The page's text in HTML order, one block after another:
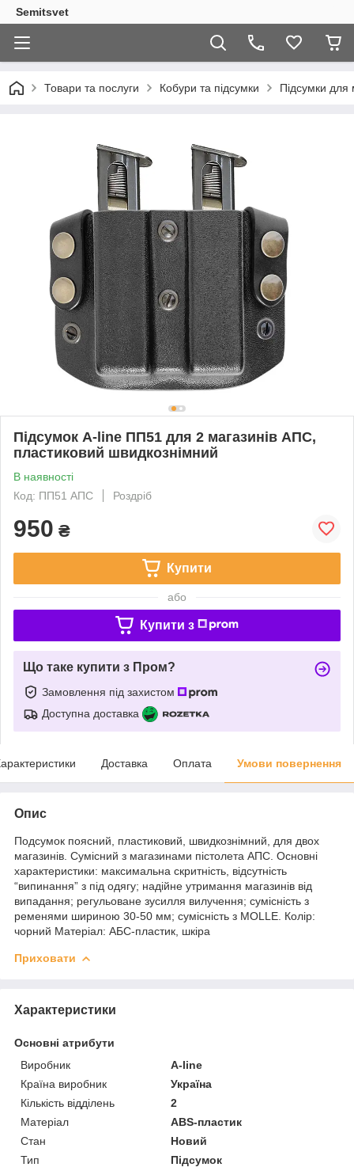
Semitsvet
Товари та послуги Кобури та підсумки Підсумки для
Підсумок A-line ПП51 для 2 магазинів АПС,
пластиковий швидкознімний
В наявності
Код: ПП51 АПС
Роздріб
950 ₴
Купити
або
Купити з
Що таке купити з Пром?
Замовлення під захистом
Доступна доставка
Доставка Оплата Умови повернення
Опис
Подсумок поясний, пластиковий, швидкознімний, для двох
магазинів. Сумісний з магазинами пістолета АПС. Основні
характеристики: максимальна скритність, відсутність
“випинання” з під одягу; надійне утримання магазинів від
випадання; регульоване зусилля вилучення; сумісність з
ременями шириною 30-50 мм; сумісність з MOLLE. Колір:
чорний Матеріал: АБС-пластик, шкіра
Приховати
Характеристики
Основні атрибути
Виробник
A-line
Країна виробник
Україна
Кількість відділень
2
Матеріал
ABS-пластик
Стан
Новий
Тип
Підсумок